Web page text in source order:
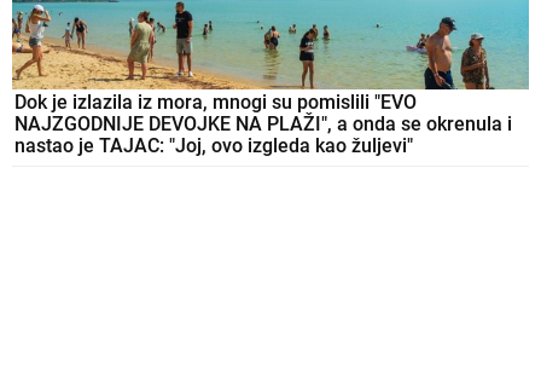
Dok je izlazila iz mora, mnogi su pomislili "EVO
NAJZGODNIJE DEVOJKE NA PLAŽI", a onda se okrenula i
nastao je TAJAC: "Joj, ovo izgleda kao žuljevi"